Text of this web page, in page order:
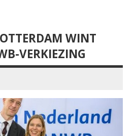
WINT
VERKIEZING